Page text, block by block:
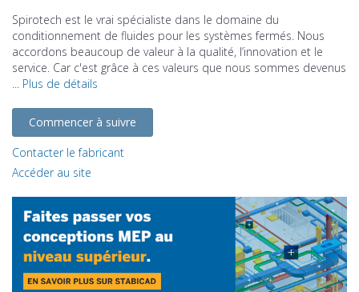
Spirotech est le vrai spécialiste dans le domaine du
conditionnement de fluides pour les systèmes fermés. Nous
accordons beaucoup de valeur à la qualité, l’innovation et le
service. Car c'est grâce à ces valeurs que nous sommes devenus
... Plus de détails
Commencer à suivre
Contacter le fabricant
Accéder au site